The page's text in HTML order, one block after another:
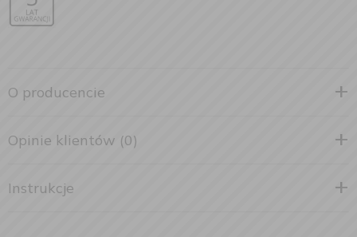
O producencie
Opinie klientów (0)
Instrukcje